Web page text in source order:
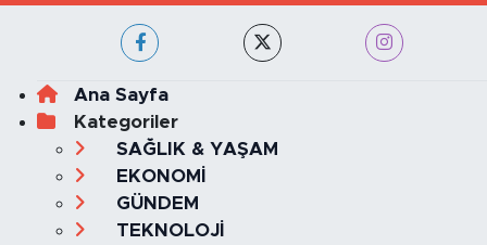
Ana Sayfa
Kategoriler
SAĞLIK & YAŞAM
EKONOMİ
GÜNDEM
TEKNOLOJİ